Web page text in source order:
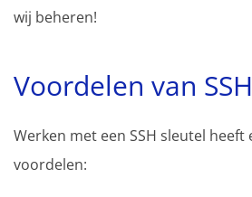
wij beheren!
Voordelen van SSH
Werken met een SSH sleutel heeft
voordelen: